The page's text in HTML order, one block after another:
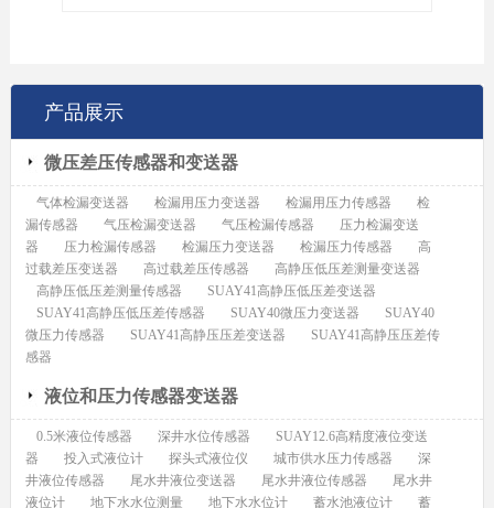
产品展示
微压差压传感器和变送器
气体检漏变送器 检漏用压力变送器 检漏用压力传感器
检
漏传感器
气压检漏变送器 气压检漏传感器
压力检漏变送
器
压力检漏传感器 检漏压力变送器 检漏压力传感器
高
过载差压变送器
高过载差压传感器
高静压低压差测量变送器
高静压低压差测量传感器
SUAY41高静压低压差变送器
SUAY41高静压低压差传感器
SUAY40微压力变送器
SUAY40
微压力传感器
SUAY41高静压压差变送器
SUAY41高静压压差传
感器
液位和压力传感器变送器
0.5米液位传感器 深井水位传感器
SUAY12.6高精度液位变送
器
投入式液位计 探头式液位仪 城市供水压力传感器
深
井液位传感器
尾水井液位变送器 尾水井液位传感器
尾水井
液位计
地下水水位测量 地下水水位计 蓄水池液位计
蓄